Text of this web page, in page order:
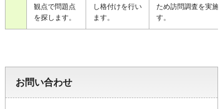
観点で問題点
を探します。
し格付けを行い
ます。
ため訪問調査を実施
す。
お問い合わせ